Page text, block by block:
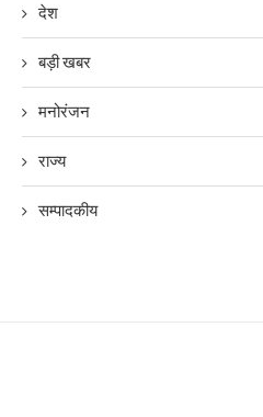
देश
बड़ी खबर
मनोरंजन
राज्य
सम्पादकीय